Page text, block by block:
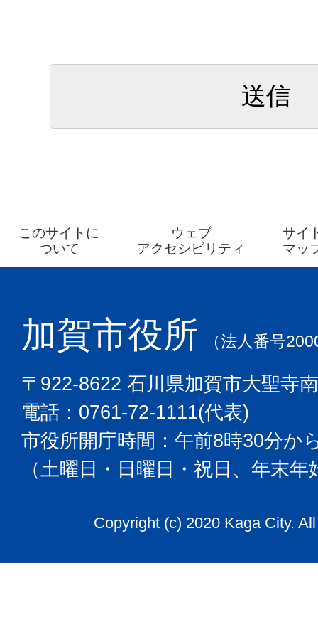
このサイトに
ついて
ウェブ
アクセシビリティ
サイ
マッ
加賀市役所 （法人番号
〒922-8622 石川県加賀市大聖寺
電話：0761-72-1111(代表)
市役所開庁時間：午前8時30分か
（土曜日・日曜日・祝日、年末
Copyright (c) 2020 Kaga City.